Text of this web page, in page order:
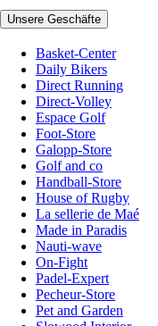
Unsere Geschäfte
Basket-Center
Daily Bikers
Direct Running
Direct-Volley
Espace Golf
Foot-Store
Galopp-Store
Golf and co
Handball-Store
House of Rugby
La sellerie de Maé
Made in Paradis
Nauti-wave
On-Fight
Padel-Expert
Pecheur-Store
Pet and Garden